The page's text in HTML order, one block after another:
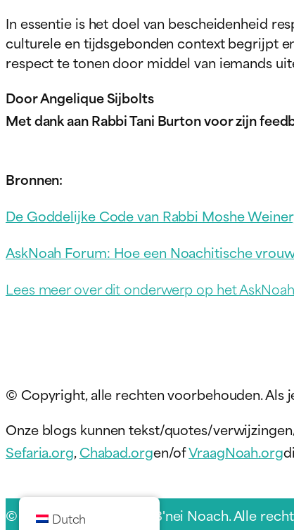
In essentie is het doel van bescheidenheid
culturele en tijdsgebonden context begrijpt
respect te tonen door middel van iemands
Door Angelique Sijbolts
Met dank aan Rabbi Tani Burton voor zijn
Bronnen:
De Goddelijke Code van Rabbi Moshe
AskNoah Forum: Hoe een Noachitische
Lees meer over dit onderwerp op het
© Copyright, alle rechten voorbehouden. Als
Onze blogs kunnen tekst/quotes/
Sefaria.org,Chabad.orgen/ofVraagNoah.org
© 2026 Sukkat Shalom B'nei Noach. Alle
Dutch